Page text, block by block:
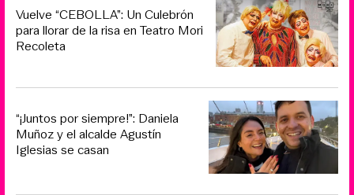
Vuelve “CEBOLLA”: Un Culebrón
para llorar de la risa en Teatro Mori
Recoleta
“¡Juntos por siempre!”: Daniela
Muñoz y el alcalde Agustín
Iglesias se casan